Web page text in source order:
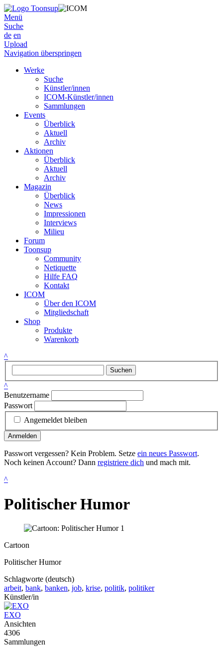
Menü
Suche
de en
Upload
Navigation überspringen
Werke
Suche
Künstler/innen
ICOM-Künstler/innen
Sammlungen
Events
Überblick
Aktuell
Archiv
Aktionen
Überblick
Aktuell
Archiv
Magazin
Überblick
News
Impressionen
Interviews
Milieu
Forum
Toonsup
Community
Netiquette
Hilfe FAQ
Kontakt
ICOM
Über den ICOM
Mitgliedschaft
Shop
Produkte
Warenkorb
^
Suchen
^
Benutzername
Passwort
Angemeldet bleiben
Anmelden
Passwort vergessen? Kein Problem. Setze ein neues Passwort.
Noch keinen Account? Dann registriere dich und mach mit.
^
Politischer Humor
Cartoon
Politischer Humor
Schlagworte (deutsch)
arbeit, bank, banken, job, krise, politik, politiker
Künstler/in
EXO
Ansichten
4306
Sammlungen